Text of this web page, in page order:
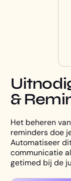
&
Het beheren
reminders doe
Automatiseer
communicatie
getimed bij de